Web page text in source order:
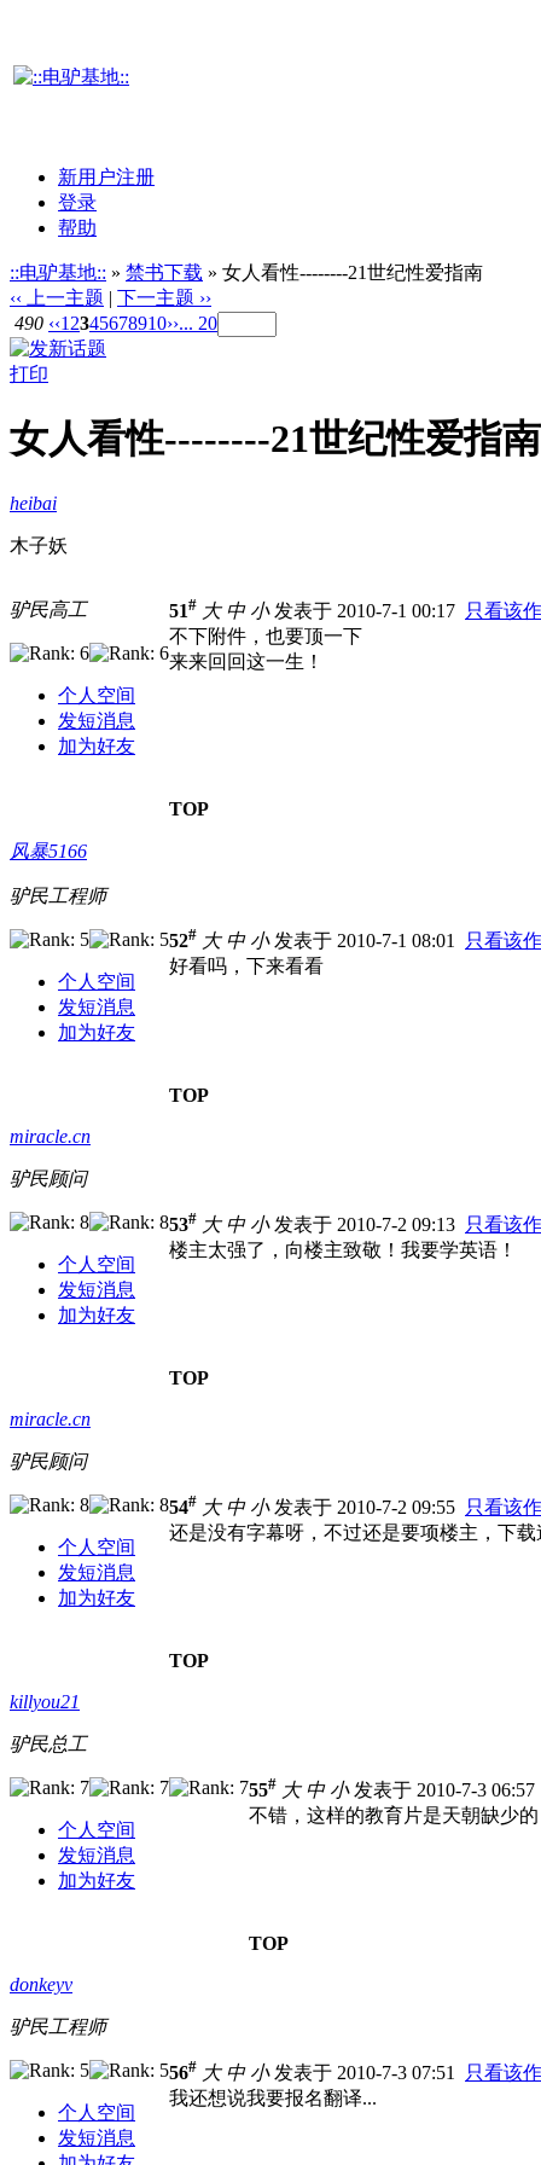
新用户注册
登录
帮助
::电驴基地:: » 禁书下载 » 女人看性--------21世纪性爱指南
‹‹ 上一主题 | 下一主题 ››
490 ‹‹1 2345678910››... 20
打印
女人看性--------21世纪性爱指南
heibai
木子妖
驴民高工
个人空间
发短消息
加为好友
51# 大 中 小发表于 2010-7-1 00:17 只看该
不下附件，也要顶一下
来来回回这一生！
TOP
风暴5166
驴民工程师
个人空间
发短消息
加为好友
52# 大 中 小发表于 2010-7-1 08:01
只看该
好看吗，下来看看
TOP
miracle.cn
驴民顾问
个人空间
发短消息
加为好友
53# 大 中 小发表于 2010-7-2 09:13 只看该
楼主太强了，向楼主致敬！我要学英语！
TOP
miracle.cn
驴民顾问
个人空间
发短消息
加为好友
54# 大 中 小发表于 2010-7-2 09:55 只看该
还是没有字幕呀，不过还是要项楼主，下载
TOP
killyou21
驴民总工
个人空间
发短消息
加为好友
55# 大 中 小发表于 2010-7-3 06:57
不错，这样的教育片是天朝缺少的
TOP
donkeyv
驴民工程师
个人空间
发短消息
56# 大 中 小发表于 2010-7-3 07:51
只看该
我还想说我要报名翻译...